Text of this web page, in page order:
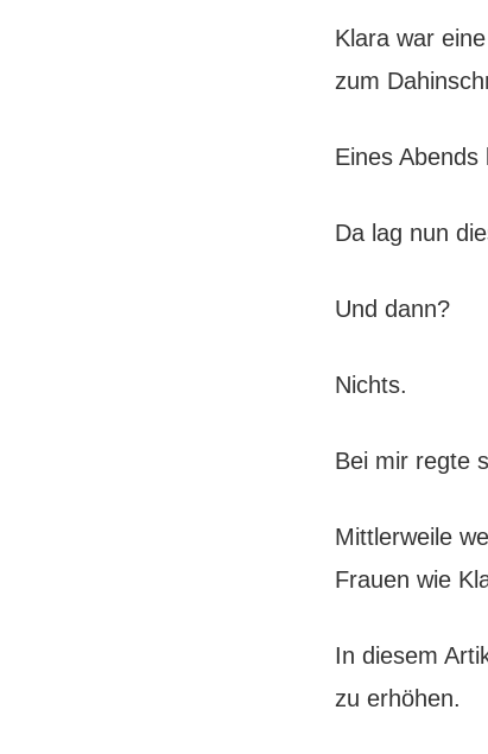
Klara war
zum
Eines
Da lag nun
Und dann?
Nichts.
Bei mir regte
Mittlerweile
Frauen wie
In diesem
zu erhöhen.